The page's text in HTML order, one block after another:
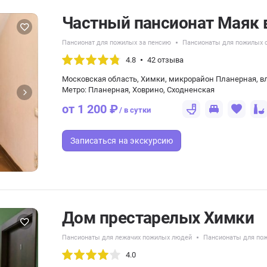
Частный пансионат Маяк
Пансионат для пожилых за пенсию Пансионаты для пожилых
4.8 42 отзыва
Московская область, Химки, микрорайон Планерная,
Метро: Планерная, Ховрино, Сходненская
от 1 200 ₽/ в сутки
Записаться на экскурсию
Дом престарелых Химки
Пансионаты для лежачих пожилых людей Пансионаты для
4.0